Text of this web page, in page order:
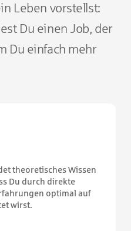
Leben vorstellst:
Du einen Job, der
Du einfach mehr
theoretisches Wissen
Du durch direkte
optimal auf
wirst.